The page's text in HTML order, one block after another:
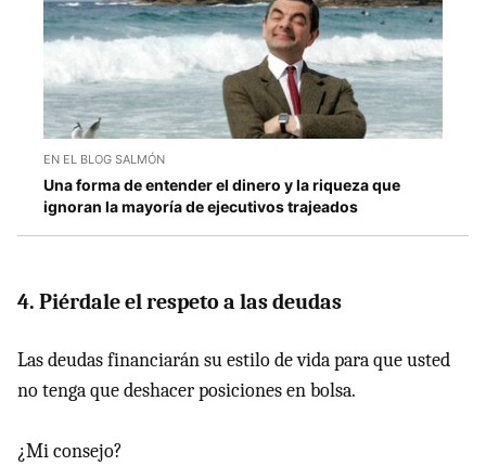
EN EL BLOG SALMÓN
Una forma de entender el dinero y la riqueza que
ignoran la mayoría de ejecutivos trajeados
4. Piérdale el respeto a las deudas
Las deudas financiarán su estilo de vida para que usted
no tenga que deshacer posiciones en bolsa.
¿Mi consejo?